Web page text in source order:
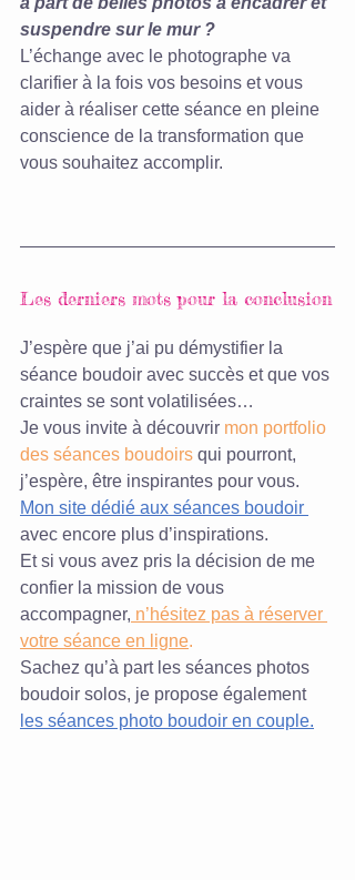
suspendre sur le mur ?
L’échange avec le photographe va
clarifier à la fois vos besoins et vous
aider à réaliser cette séance en pleine
conscience de la transformation que
vous souhaitez accomplir.
Les derniers mots pour la conclusion
J’espère que j’ai pu démystifier la
séance boudoir avec succès et que vos
craintes se sont volatilisées…
Je vous invite à découvrir mon portfolio
des séances boudoirs qui pourront,
j’espère, être inspirantes pour vous.
Mon site dédié aux séances boudoir
avec encore plus d’inspirations.
Et si vous avez pris la décision de me
confier la mission de vous
accompagner, n’hésitez pas à réserver
votre séance en ligne.
Sachez qu’à part les séances photos
boudoir solos, je propose également
les séances photo boudoir en couple.